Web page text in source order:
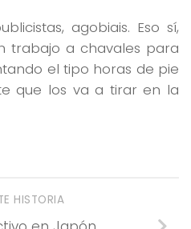
agobiais. Eso sí,
trabajo a chavales para
el tipo horas de pie
que los va a tirar en la
HISTORIA